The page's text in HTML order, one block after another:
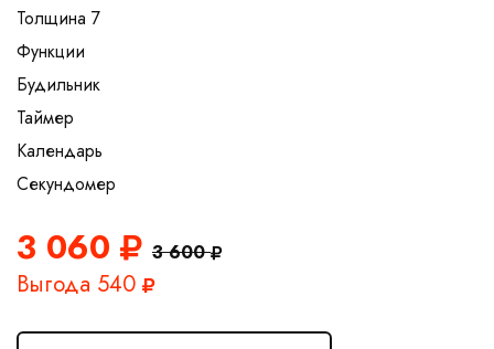
Толщина 7
Функции
Будильник
Таймер
Календарь
3 060 3 600
Выгода 540